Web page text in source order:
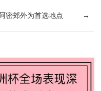
密郊外为首选地点 →